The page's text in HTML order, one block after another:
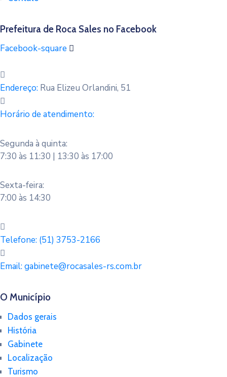
Prefeitura de Roca Sales no Facebook
Facebook-square
Endereço: Rua Elizeu Orlandini, 51
Horário de atendimento:
Segunda à quinta:
7:30 às 11:30 | 13:30 às 17:00
Sexta-feira:
7:00 às 14:30
Telefone: (51) 3753-2166
Email:gabinete@rocasales-rs.com.br
O Município
Dados gerais
História
Gabinete
Localização
Turismo